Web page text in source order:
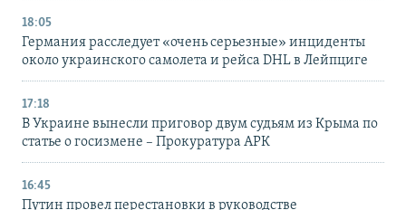
18:05
Германия расследует «очень серьезные» инциденты
около украинского самолета и рейса DHL в Лейпциге
17:18
В Украине вынесли приговор двум судьям из Крыма по
статье о госизмене – Прокуратура АРК
16:45
Путин провел перестановки в руководстве